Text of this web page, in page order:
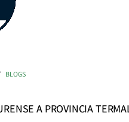
BLOGS
A PROVINCIA